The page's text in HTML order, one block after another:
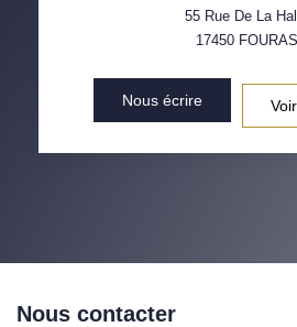
55 Rue De La
17450 FOURAS
Nous écrire
Nous contacter